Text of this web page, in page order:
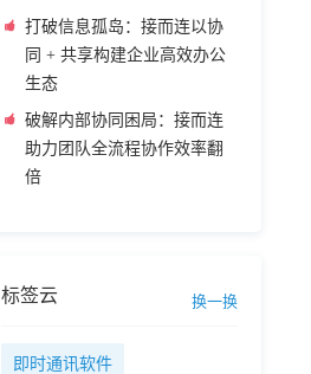
打破信息孤岛：接而连以协
同 + 共享构建企业高效办公
生态
破解内部协同困局：接而连
助力团队全流程协作效率翻
倍
标签云 换一换
即时通讯软件